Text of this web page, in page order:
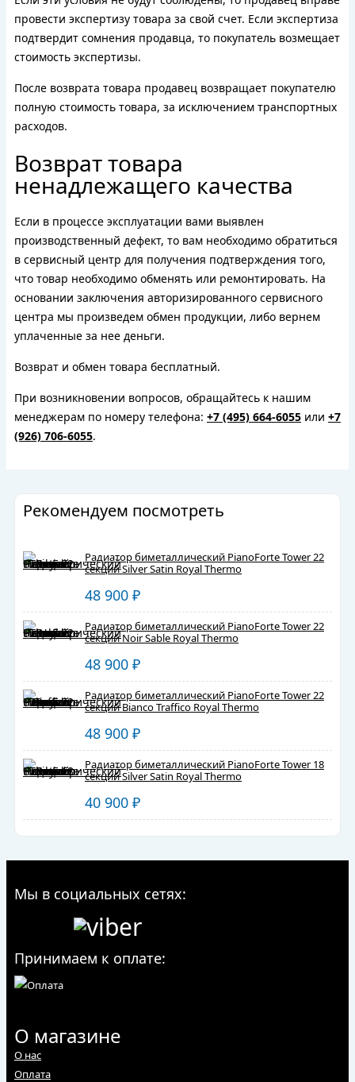
провести экспертизу товара за свой счет. Если экспертиза
подтвердит сомнения продавца, то покупатель возмещает
стоимость экспертизы.
После возврата товара продавец возвращает покупателю
полную стоимость товара, за исключением транспортных
расходов.
Возврат товара
ненадлежащего качества
Если в процессе эксплуатации вами выявлен
производственный дефект, то вам необходимо обратиться
в сервисный центр для получения подтверждения того,
что товар необходимо обменять или ремонтировать. На
основании заключения авторизированного сервисного
центра мы произведем обмен продукции, либо вернем
уплаченные за нее деньги.
Возврат и обмен товара бесплатный.
При возникновении вопросов, обращайтесь к нашим
менеджерам по номеру телефона: +7 (495) 664-6055 или +7
(926) 706-6055.
Рекомендуем посмотреть
Радиатор биметаллический PianoForte Tower 22
секций Silver Satin Royal Thermo
48 900 ₽
Радиатор биметаллический PianoForte Tower 22
секций Noir Sable Royal Thermo
48 900 ₽
Радиатор биметаллический PianoForte Tower 22
секций Bianco Traffico Royal Thermo
48 900 ₽
Радиатор биметаллический PianoForte Tower 18
секций Silver Satin Royal Thermo
40 900 ₽
Мы в социальных сетях:
Принимаем к оплате:
О магазине
О нас
Оплата